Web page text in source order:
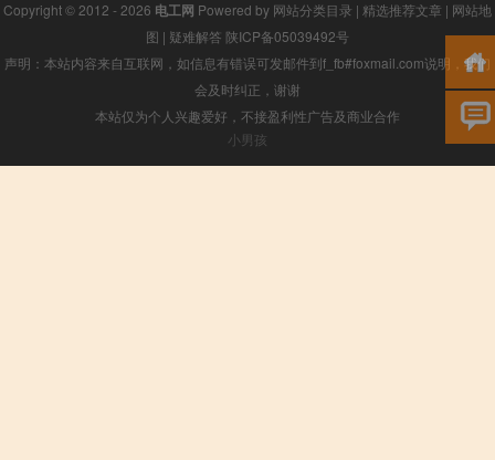
Copyright © 2012 - 2026 电工网 Powered by 网站分类目录 | 精选推荐文章 | 网站地
图 | 疑难解答 陕ICP备05039492号
声明：本站内容来自互联网，如信息有错误可发邮件到f_fb#foxmail.com说明，我们
会及时纠正，谢谢
本站仅为个人兴趣爱好，不接盈利性广告及商业合作
小男孩